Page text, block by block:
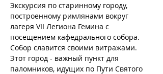
Экскурсия по старинному городу,
построенному римлянами вокруг
лагеря VII Легиона Гемина с
посещением кафедрального собора.
Собор славится своими витражами.
Этот город - важный пункт для
паломников, идущих по Пути Святого